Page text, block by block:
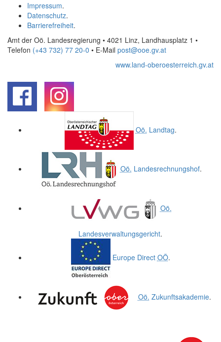
Impressum.
Datenschutz.
Barrierefreiheit.
Amt der Oö. Landesregierung • 4021 Linz, Landhausplatz 1 •
Telefon (+43 732) 77 20-0 • E-Mail post@ooe.gv.at
www.land-oberoesterreich.gv.at
Oö. Landtag.
Oö. Landesrechnungshof.
Oö.
Landesverwaltungsgericht.
Europe Direct OÖ.
Oö. Zukunftsakademie.